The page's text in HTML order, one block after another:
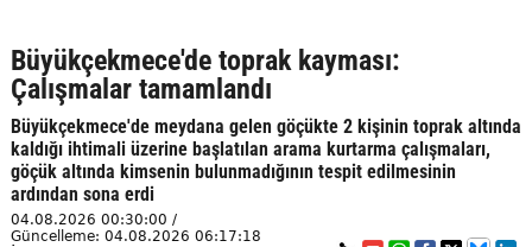
Büyükçekmece'de toprak kayması:
Çalışmalar tamamlandı
Büyükçekmece'de meydana gelen göçükte 2 kişinin toprak altında
kaldığı ihtimali üzerine başlatılan arama kurtarma çalışmaları,
göçük altında kimsenin bulunmadığının tespit edilmesinin
ardından sona erdi
04.08.2026 00:30:00 /
Güncelleme: 04.08.2026 06:17:18